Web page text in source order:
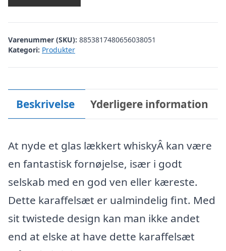
Varenummer (SKU): 8853817480656038051
Kategori: Produkter
Beskrivelse Yderligere information
At nyde et glas lækkert whiskyÂ kan være
en fantastisk fornøjelse, især i godt
selskab med en god ven eller kæreste.
Dette karaffelsæt er ualmindelig fint. Med
sit twistede design kan man ikke andet
end at elske at have dette karaffelsæt